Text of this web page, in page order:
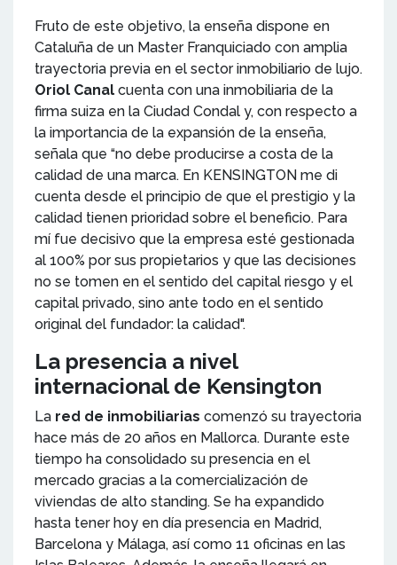
Fruto de este objetivo, la enseña dispone en
Cataluña de un Master Franquiciado con amplia
trayectoria previa en el sector inmobiliario de lujo.
Oriol Canal cuenta con una inmobiliaria de la
firma suiza en la Ciudad Condal y, con respecto a
la importancia de la expansión de la enseña,
señala que “no debe producirse a costa de la
calidad de una marca. En KENSINGTON me di
cuenta desde el principio de que el prestigio y la
calidad tienen prioridad sobre el beneficio. Para
mí fue decisivo que la empresa esté gestionada
al 100% por sus propietarios y que las decisiones
no se tomen en el sentido del capital riesgo y el
capital privado, sino ante todo en el sentido
original del fundador: la calidad".
La presencia a nivel
internacional de Kensington
La red de inmobiliarias comenzó su trayectoria
hace más de 20 años en Mallorca. Durante este
tiempo ha consolidado su presencia en el
mercado gracias a la comercialización de
viviendas de alto standing. Se ha expandido
hasta tener hoy en día presencia en Madrid,
Barcelona y Málaga, así como 11 oficinas en las